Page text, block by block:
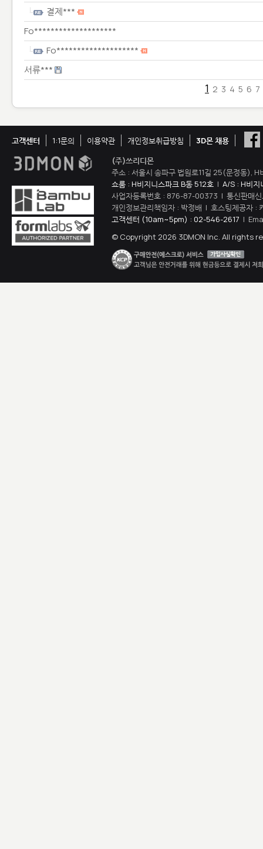
결제***
Fo********************
Fo********************
서류***
1 2 3 4 5 6 7
고객센터 1:1문의 이용약관 개인정보취급방침
3D몬 채용
(주)쓰리디몬
주소 : 서울시 송파구 법원로11길 25(문정동),
쇼룸 : H비지니스파크 B동 512호 | A/S : H비지
사업자등록번호 : 876-87-00373 | 통신판매
개인정보관리책임자 : 박정배 | 호스팅제공자 :
고객센터 (10am~5pm) : 02-546-2617 |
© Copyright 2026 3DMON Inc. All rights